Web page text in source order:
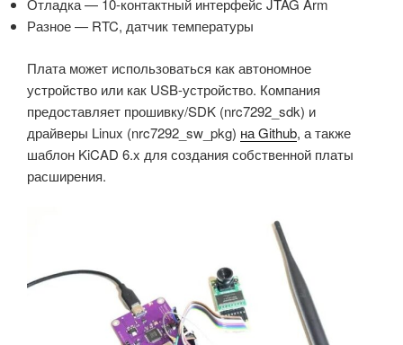
Отладка — 10-контактный интерфейс JTAG Arm
Разное — RTC, датчик температуры
Плата может использоваться как автономное
устройство или как USB-устройство. Компания
предоставляет прошивку/SDK (nrc7292_sdk) и
драйверы Linux (nrc7292_sw_pkg) на Github, а также
шаблон KiCAD 6.x для создания собственной платы
расширения.